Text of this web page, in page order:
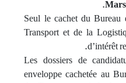
.
Seul le cachet du Bureau
Transport et de la
d’intérêt
Les dossiers de
enveloppe cachetée au